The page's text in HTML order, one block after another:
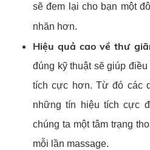
sẽ đem lại cho bạn một
nhăn hơn.
Hiệu quả cao về thư
đúng kỹ thuật sẽ giúp
tích cực hơn. Từ đó các
những tín hiệu tích cực
chúng ta một tâm trạng
mỗi lần massage.